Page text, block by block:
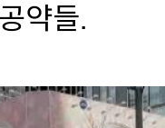
약들.